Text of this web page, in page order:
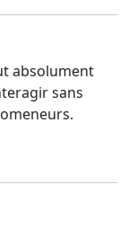
absolument
sans